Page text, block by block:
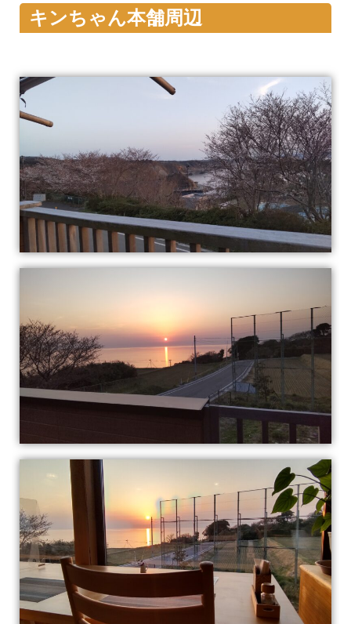
キンちゃん本舗周辺